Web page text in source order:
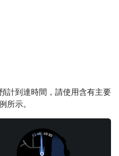
計到達時間，請使用含有主要
所示。